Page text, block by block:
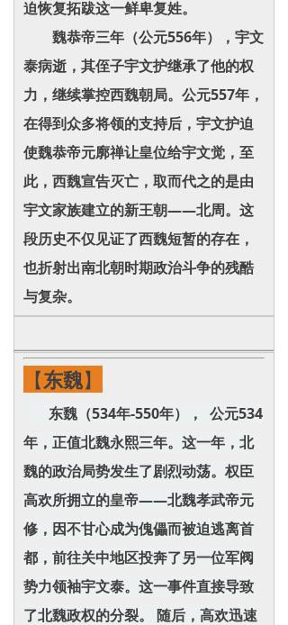
迫恢复拓跋这一鲜卑复姓。
魏恭帝三年（公元556年），宇文
泰病逝，其侄子宇文护继承了他的权
力，继续掌控西魏朝局。公元557年，
在得到众多将领的支持后，宇文护迫
使魏恭帝元廓禅让皇位给宇文觉，至
此，西魏宣告灭亡，取而代之的是由
宇文家族建立的新王朝——北周。这
段历史不仅见证了西魏短暂的存在，
也折射出南北朝时期政治斗争的残酷
与复杂。
【东魏】
东魏（534年-550年）， 公元534
年，正值北魏永熙三年。这一年，北
魏的政治局势发生了剧烈动荡。权臣
高欢所拥立的皇帝——北魏孝武帝元
修，因不甘心成为傀儡而被迫逃离首
都，前往关中地区投奔了另一位军阀
势力领袖宇文泰。这一事件直接导致
了北魏政权的分裂。 随后，高欢迅速